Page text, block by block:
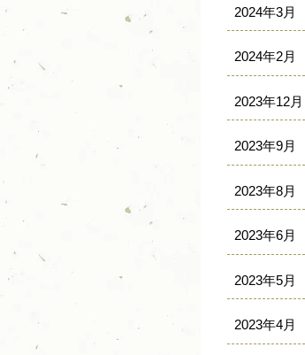
2024年3月
2024年2月
2023年12月
2023年9月
2023年8月
2023年6月
2023年5月
2023年4月